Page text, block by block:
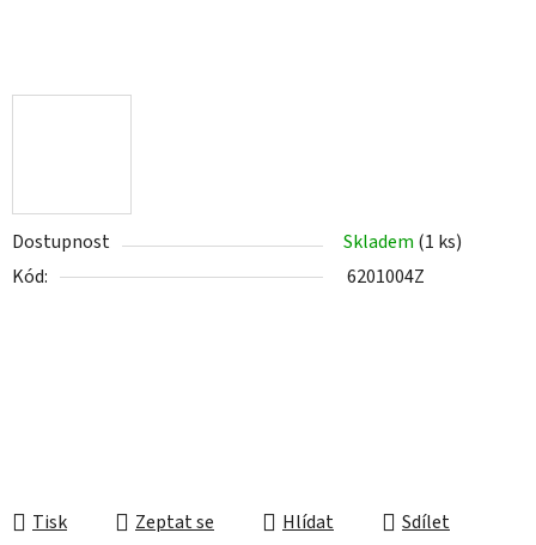
Dostupnost Skladem (1 ks)
Kód:
6201004Z
Tisk Zeptat se Hlídat Sdílet